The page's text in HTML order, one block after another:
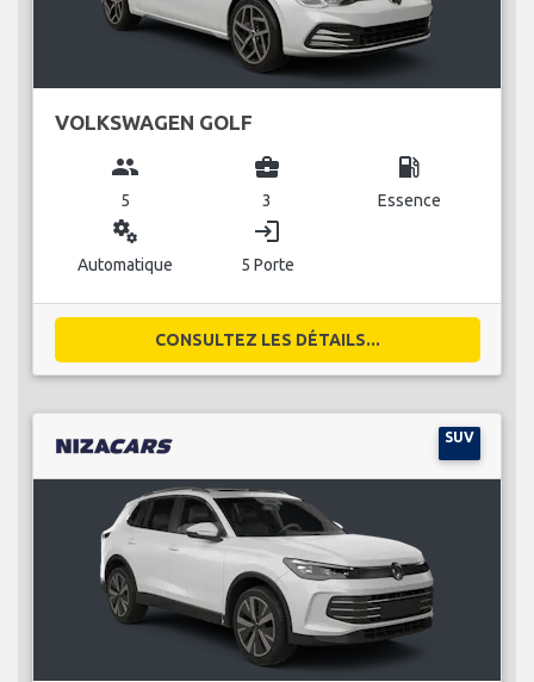
VOLKSWAGEN GOLF
group
5
business_center
3
local_gas_station
Essence
miscellaneous_services
Automatique
login
5 Porte
CONSULTEZ LES DÉTAILS...
SUV